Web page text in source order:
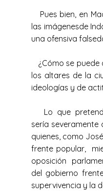
Pues bien, en
las imágenesde
una ofensiva
¿Cómo se puede
los altares de la
ideologías y de
Lo que
sería
quienes, como
frente popular,
oposición
del gobierno
supervivencia y la